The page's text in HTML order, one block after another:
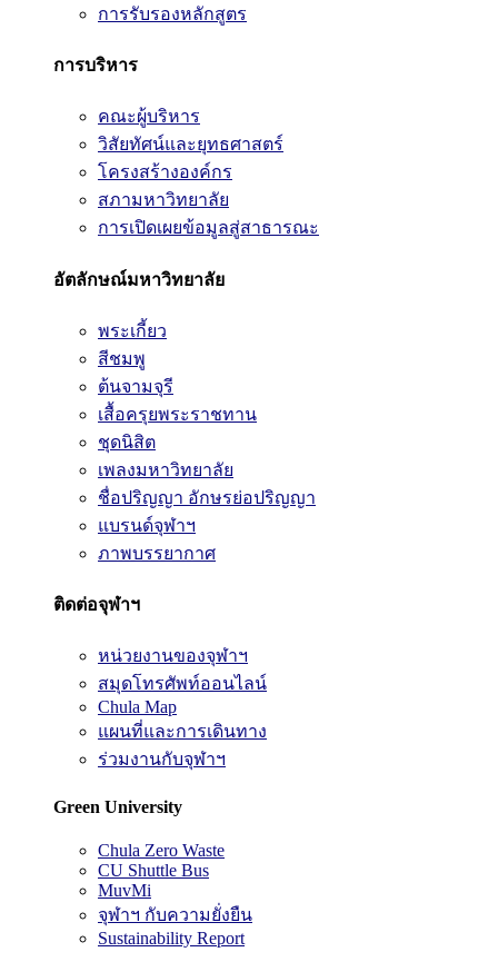
การรับรองหลักสูตร
การบริหาร
คณะผู้บริหาร
วิสัยทัศน์และยุทธศาสตร์
โครงสร้างองค์กร
สภามหาวิทยาลัย
การเปิดเผยข้อมูลสู่สาธารณะ
อัตลักษณ์มหาวิทยาลัย
พระเกี้ยว
สีชมพู
ต้นจามจุรี
เสื้อครุยพระราชทาน
ชุดนิสิต
เพลงมหาวิทยาลัย
ชื่อปริญญา อักษรย่อปริญญา
แบรนด์จุฬาฯ
ภาพบรรยากาศ
ติดต่อจุฬาฯ
หน่วยงานของจุฬาฯ
สมุดโทรศัพท์ออนไลน์
Chula Map
แผนที่และการเดินทาง
ร่วมงานกับจุฬาฯ
Green University
Chula Zero Waste
CU Shuttle Bus
MuvMi
จุฬาฯ กับความยั่งยืน
Sustainability Report